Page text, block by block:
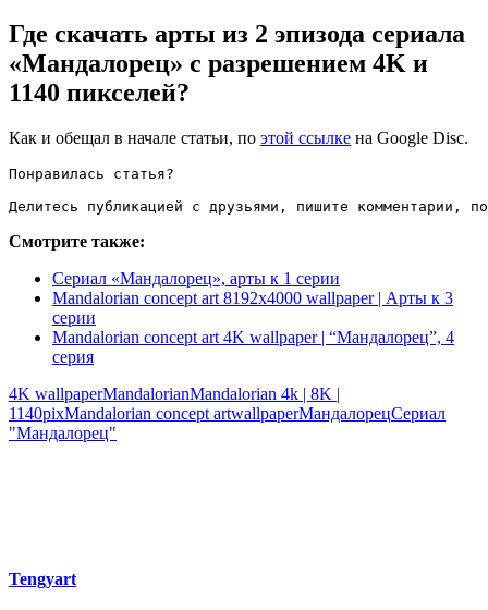
Где скачать арты из 2 эпизода сериала
«Мандалорец» с разрешением 4K и
1140 пикселей?
Как и обещал в начале статьи, по этой ссылке на Google Disc.
Понравилась статья?
Делитесь публикацией с друзьями, пишите комментарии,
Смотрите также:
Сериал «Мандалорец», арты к 1 серии
Mandalorian concept art 8192х4000 wallpaper | Арты к 3
серии
Mandalorian concept art 4K wallpaper | “Мандалорец”, 4
серия
4K wallpaperMandalorianMandalorian 4k | 8K |
1140pixMandalorian concept artwallpaperМандалорецСериал
"Мандалорец"
Tengyart